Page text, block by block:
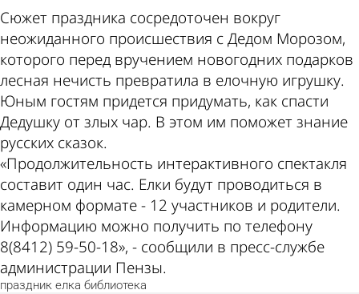
Сюжет праздника сосредоточен вокруг
неожиданного происшествия с Дедом Морозом,
которого перед вручением новогодних подарков
лесная нечисть превратила в елочную игрушку.
Юным гостям придется придумать, как спасти
Дедушку от злых чар. В этом им поможет знание
русских сказок.
«Продолжительность интерактивного спектакля
составит один час. Елки будут проводиться в
камерном формате - 12 участников и родители.
Информацию можно получить по телефону
8(8412) 59-50-18», - сообщили в пресс-службе
администрации Пензы.
праздник елка библиотека